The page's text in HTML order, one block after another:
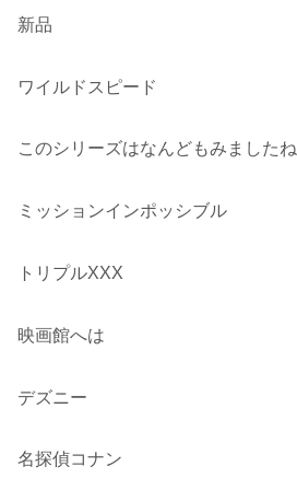
新品
ワイルドスピード
このシリーズはなんどもみましたね
ミッションインポッシブル
トリプルXXX
映画館へは
デズニー
名探偵コナン